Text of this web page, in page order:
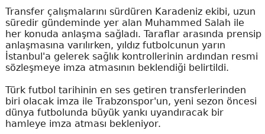
Transfer çalışmalarını sürdüren Karadeniz ekibi, uzun
süredir gündeminde yer alan Muhammed Salah ile
her konuda anlaşma sağladı. Taraflar arasında prensip
anlaşmasına varılırken, yıldız futbolcunun yarın
İstanbul'a gelerek sağlık kontrollerinin ardından resmi
sözleşmeye imza atmasının beklendiği belirtildi.
Türk futbol tarihinin en ses getiren transferlerinden
biri olacak imza ile Trabzonspor'un, yeni sezon öncesi
dünya futbolunda büyük yankı uyandıracak bir
hamleye imza atması bekleniyor.